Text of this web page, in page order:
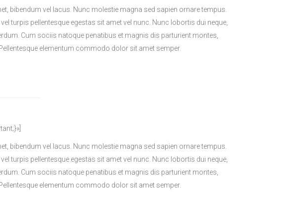
bibendum vel lacus. Nunc molestie magna sed sapien ornare tempus.
turpis pellentesque egestas sit amet vel nunc. Nunc lobortis dui neque,
Cum sociis natoque penatibus et magnis dis parturient montes,
elementum commodo dolor sit amet semper.
bibendum vel lacus. Nunc molestie magna sed sapien ornare tempus.
turpis pellentesque egestas sit amet vel nunc. Nunc lobortis dui neque,
Cum sociis natoque penatibus et magnis dis parturient montes,
elementum commodo dolor sit amet semper.